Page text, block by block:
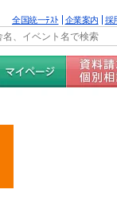
全国統一ﾃｽﾄ 企業案内 採